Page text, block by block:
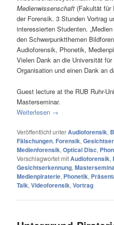
Medienwissenschaft (Fakultät für
der Forensik. 3 Stunden Vortrag
interessierten Studenten.
den Schwerpunktthemen
Audioforensik, Phonetik,
Vielen Dank an die Universität
Organisation und einen Dank an
Guest lecture at the RUB Ruhr-
Masterseminar.
Weiterlesen →
Veröffentlicht unterAudioforensik,
Fälschungen, Forensik,
Medienforensik,Optical Disc,
Verschlagwortet mitAudioforensik,
Gesichtserkennung,
Medienpiraterie, Phonetik,
Talk,Videoforensik,Vortrag